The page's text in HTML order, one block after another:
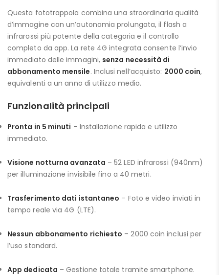
Questa fototrappola combina una straordinaria qualità
d’immagine con un’autonomia prolungata, il flash a
infrarossi più potente della categoria e il controllo
completo da app. La rete 4G integrata consente l’invio
immediato delle immagini, senza necessità di
abbonamento mensile. Inclusi nell’acquisto: 2000 coin,
equivalenti a un anno di utilizzo medio.
Funzionalità principali
Pronta in 5 minuti – Installazione rapida e utilizzo
immediato.
Visione notturna avanzata – 52 LED infrarossi (940nm)
per illuminazione invisibile fino a 40 metri.
Trasferimento dati istantaneo – Foto e video inviati in
tempo reale via 4G (LTE).
Nessun abbonamento richiesto – 2000 coin inclusi per
l’uso standard.
App dedicata – Gestione totale tramite smartphone.